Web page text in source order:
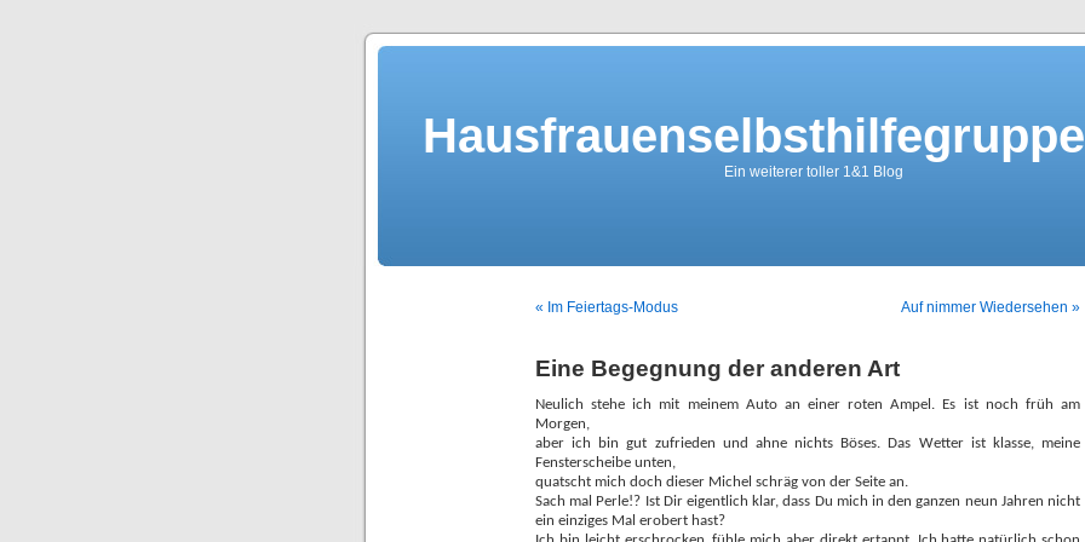
Ein weiterer toller 1&1 Blog
« Im Feiertags-Modus Auf nimmer Wiedersehen »
Eine Begegnung der anderen Art
Neulich stehe ich mit meinem Auto an einer roten Ampel. Es ist noch früh am
Morgen,
aber ich bin gut zufrieden und ahne nichts Böses. Das Wetter ist klasse, meine
Fensterscheibe unten,
quatscht mich doch dieser Michel schräg von der Seite an.
Sach mal Perle!? Ist Dir eigentlich klar, dass Du mich in den ganzen neun Jahren nicht
ein einziges Mal erobert hast?